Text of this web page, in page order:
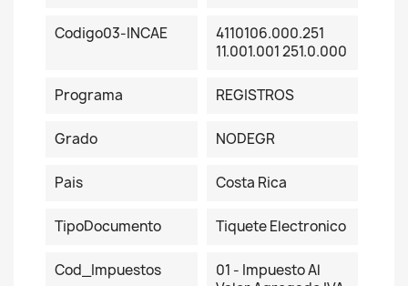
Codigo03-INCAE
4110106.000.251
11.001.001 251.0.000
Programa REGISTROS
Grado NODEGR
Pais Costa Rica
TipoDocumento Tiquete Electronico
Cod_Impuestos
01 - Impuesto Al